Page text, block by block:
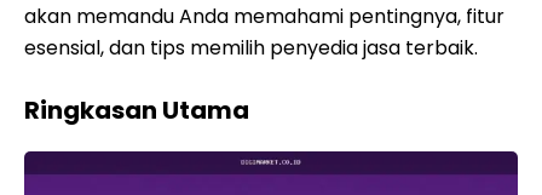
akan memandu Anda memahami pentingnya, fitur
esensial, dan tips memilih penyedia jasa terbaik.
Ringkasan Utama